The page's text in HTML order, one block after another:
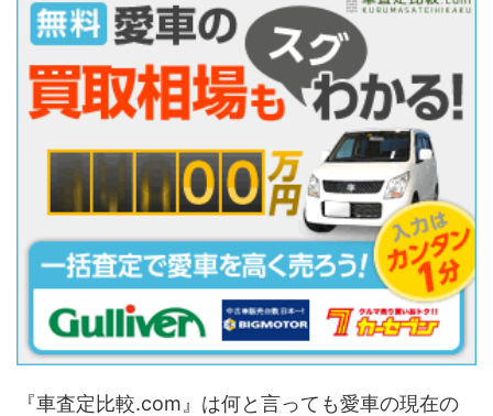
『車査定比較.com』は何と言っても愛車の現在の